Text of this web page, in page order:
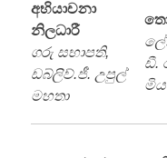
අභියාචනා
නිලධාරී
ගරු සභාපති,
ඩබ්ලිව්.ජී. උපුල්
මහතා
ඩී.
මිය